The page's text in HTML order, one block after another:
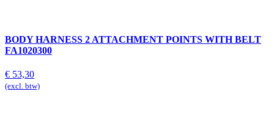
BODY HARNESS 2 ATTACHMENT POINTS WITH BELT
FA1020300
€ 53,30
(excl. btw)